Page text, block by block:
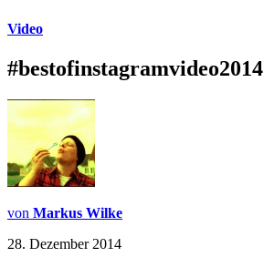
Video
#bestofinstagramvideo2014
von Markus Wilke
28. Dezember 2014